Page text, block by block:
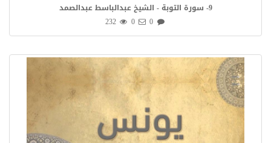
9- سورة التوبة - الشيخ عبدالباسط عبدالصمد
0
0
232